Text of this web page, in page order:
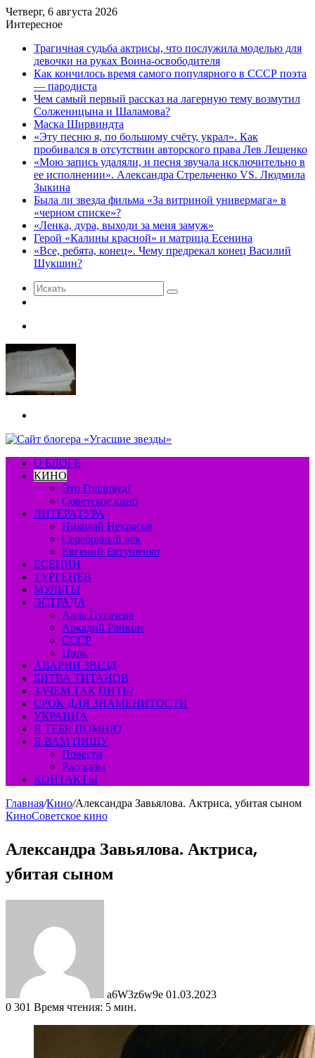
Четверг, 6 августа 2026
Интересное
Трагичная судьба актрисы, что послужила моделью для
девочки на руках Воина-освободителя
Как кончилось время самого популярного в СССР поэта
— пародиста
Чем самый первый рассказ на лагерную тему возмутил
Солженицына и Шаламова?
Маска Ширвиндта
«Эту песню я, по большому счёту, украл». Как
пробивался в отсутствии авторского права Лев Лещенко
«Мою запись удаляли, и песня звучала исключительно в
ее исполнении». Александра Стрельченко VS. Людмила
Зыкина
Была ли звезда фильма «За витриной универмага» в
«черном списке»?
«Ленка, дура, выходи за меня замуж»
Герой «Калины красной» и матрица Есенина
«Все, ребята, конец». Чему предрекал конец Василий
Шукшин?
Искать
О БЛОГЕ
КИНО
Это Голливуд!
Советское кино
ЛИТЕРАТУРА
Николай Некрасов
Серебряный век
Евгений Евтушенко
ЕСЕНИН
ТУРГЕНЕВ
МУЛЬТЫ
ЭСТРАДА
Алла Пугачева
Аркадий Райкин
СССР
Цирк
АВАРИИ ЗВЕЗД
БИТВА ТИТАНОВ
ЗАЧЕМ ТАК ПИТЬ?
СРОК ДЛЯ ЗНАМЕНИТОСТИ
УКРАИНА
Я ТЕБЯ ПОМНЮ
Я ВАМ ПИШУ
Повести
Рассказы
КОНТАКТЫ
Главная/Кино/Александра Завьялова. Актриса, убитая сыном
КиноСоветское кино
Александра Завьялова. Актриса,
убитая сыном
a6W3z6w9e 01.03.2023
0 301 Время чтения: 5 мин.